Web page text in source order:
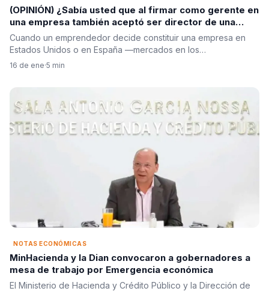
(OPINIÓN) ¿Sabía usted que al firmar como gerente en
una empresa también aceptó ser director de una
ONG, recaudador de impuestos y banquero de alto
riesgo?. Por: Carlos Betancur Gálvez
Cuando un emprendedor decide constituir una empresa en
Estados Unidos o en España —mercados en los…
16 de ene·5 min
NOTAS ECONÓMICAS
MinHacienda y la Dian convocaron a gobernadores a
mesa de trabajo por Emergencia económica
El Ministerio de Hacienda y Crédito Público y la Dirección de